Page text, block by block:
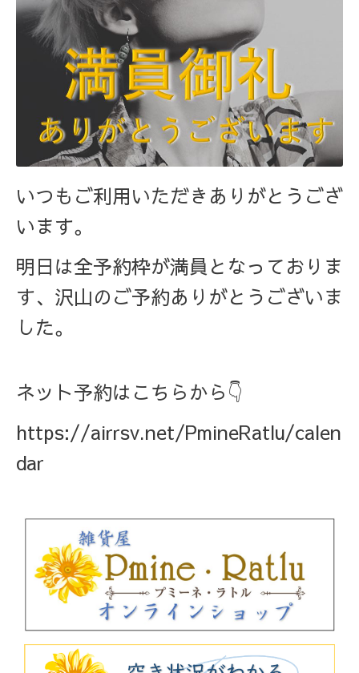
いつもご利用いただきありがとうござ
います。
明日は全予約枠が満員となっておりま
す、沢山のご予約ありがとうございま
した。
ネット予約はこちらから👇
https://airrsv.net/PmineRatlu/calen
dar